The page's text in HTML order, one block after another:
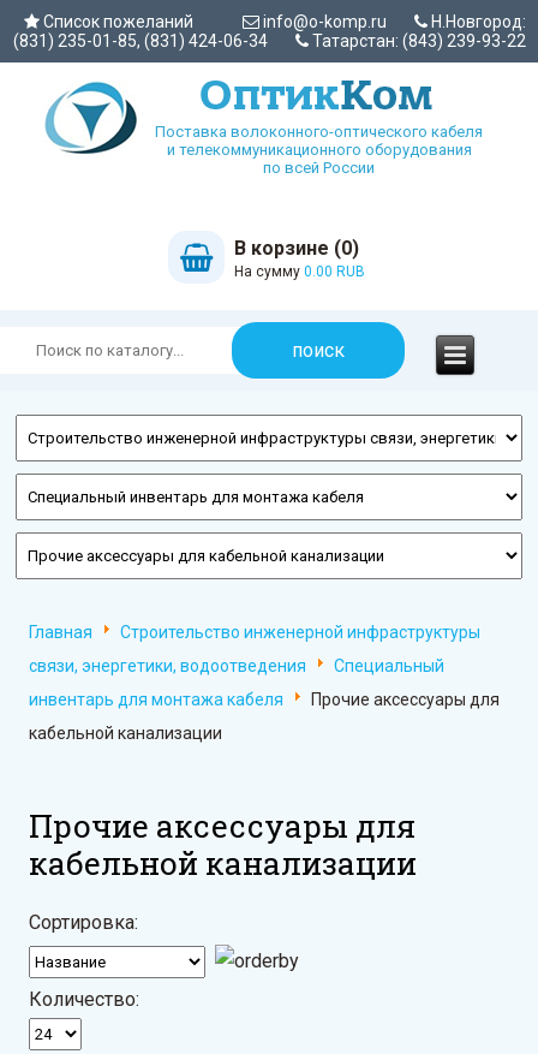
Список пожеланий info@o-komp.ru
Н.Новгород:
(831) 235-01-85, (831) 424-06-34
Татарстан: (843) 239-93-22
Поставка волоконного-оптического кабеля
и телекоммуникационного оборудования
по всей России
В корзине (0)
На сумму 0.00 RUB
Главная
Строительство инженерной инфраструктуры
связи, энергетики, водоотведения
Специальный
инвентарь для монтажа кабеля
Прочие аксессуары для
кабельной канализации
Прочие аксессуары для
кабельной канализации
Сортировка:
Количество: